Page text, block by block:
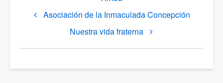
para
Asociación de la Inmaculada Concepción
Nuestra vida fraterna